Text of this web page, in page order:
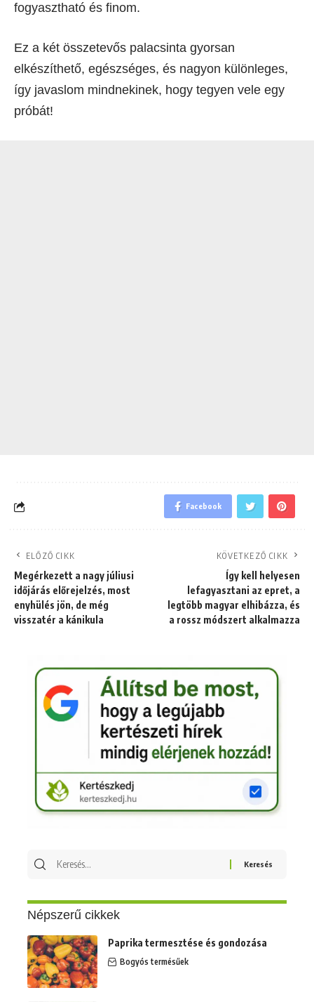
fogyasztható és finom.
Ez a két összetevős palacsinta gyorsan
elkészíthető, egészséges, és nagyon különleges,
így javaslom mindnekinek, hogy tegyen vele egy
próbát!
Facebook
ELŐZŐ CIKK
Megérkezett a nagy júliusi
időjárás előrejelzés, most
enyhülés jön, de még
visszatér a kánikula
KÖVETKEZŐ CIKK
Így kell helyesen
lefagyasztani az epret, a
legtöbb magyar elhibázza, és
a rossz módszert alkalmazza
Keresés
Népszerű cikkek
Paprika termesztése és gondozása
Bogyós termésűek